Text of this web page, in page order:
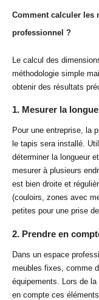
Comment calculer les
professionnel ?
Le calcul des
méthodologie simple
obtenir des résultats
1. Mesurer la
Pour une entreprise, la
le tapis sera installé.
déterminer la longueur
mesurer à plusieurs
est bien droite et
(couloirs, zones avec
petites pour une prise
2. Prendre en
Dans un espace
meubles fixes, comme
équipements. Lors de
en compte ces